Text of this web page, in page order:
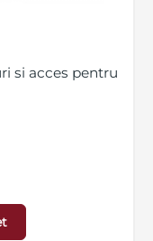
si acces pentru